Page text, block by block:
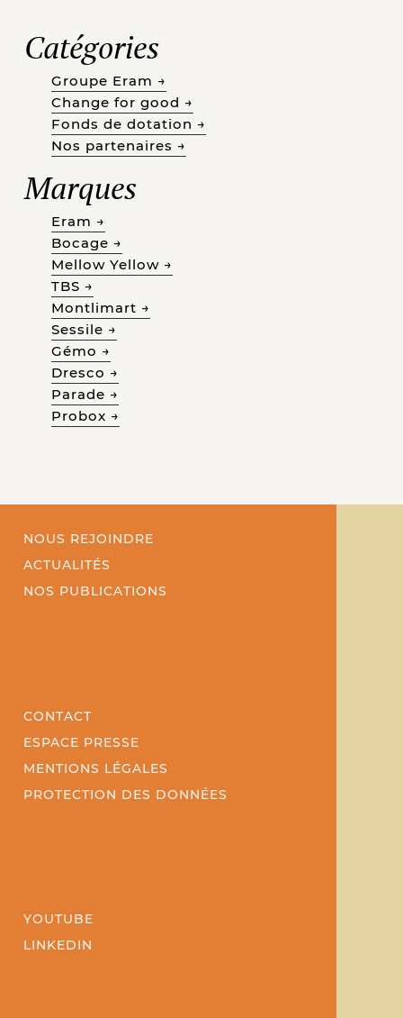
Catégories
Groupe Eram →
Change for good →
Fonds de dotation →
Nos partenaires →
Marques
Eram →
Bocage →
Mellow Yellow →
TBS →
Montlimart →
Sessile →
Gémo →
Dresco →
Parade →
Probox →
NOUS REJOINDRE
ACTUALITÉS
NOS PUBLICATIONS
CONTACT
ESPACE PRESSE
MENTIONS LÉGALES
PROTECTION DES DONNÉES
YOUTUBE
LINKEDIN